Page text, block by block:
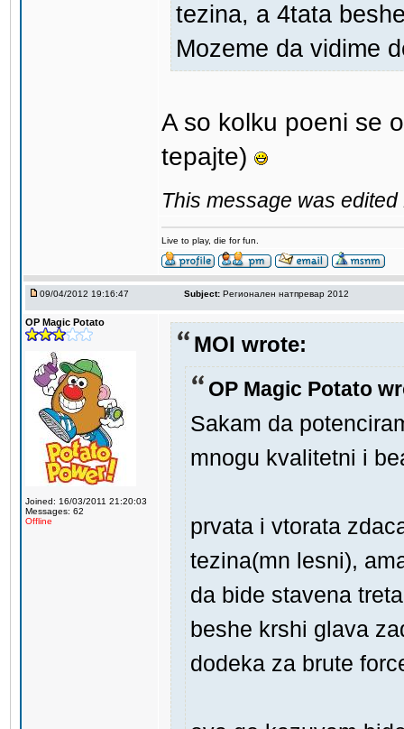
tezina, a 4tata
Mozeme da vidime
A so kolku poeni se
tepajte)
This message was
Live to play, die for fun.
09/04/2012 19:16:47 Subject: Регионален натпревар 2012
OP Magic Potato
Joined: 16/03/2011 21:20:03
Messages: 62
Offline
MOI wrote:
OP Magic Potato
Sakam da
mnogu kvalitetni i
prvata i vtorata
tezina(mn lesni),
da bide stavena
beshe krshi glava
dodeka za brute